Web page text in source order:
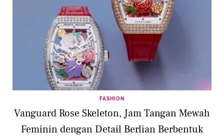
FASHION
Vanguard Rose Skeleton, Jam Tangan Mewah
Feminin dengan Detail Berlian Berbentuk